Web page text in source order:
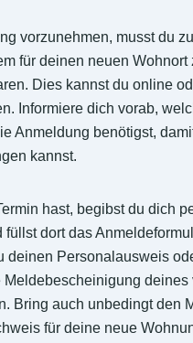
vorzunehmen, musst du
für deinen neuen Wohnort
Dies kannst du online
Informiere dich vorab,
Anmeldung benötigst,
kannst.
hast, begibst du dich
füllst dort das
deinen Personalausweis
deines
Bring auch unbedingt den
für deine neue